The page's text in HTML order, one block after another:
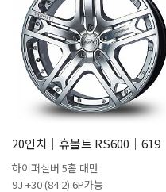
20인치│휴볼트 RS600│619
하이퍼실버 5홀 대만
9J +30 (84.2) 6P가능